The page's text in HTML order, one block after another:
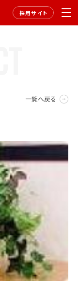
採用サイト
一覧へ戻る